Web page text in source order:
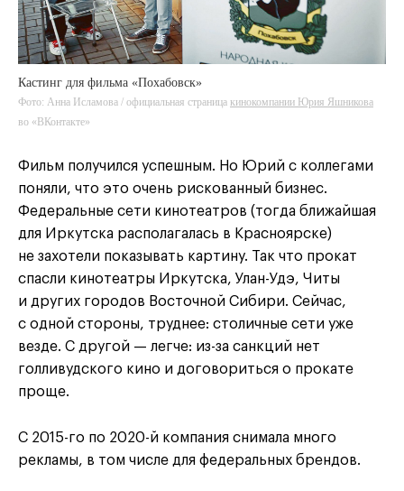
Кастинг для фильма «Похабовск»
Фото: Анна Исламова / официальная страница кинокомпании Юрия Яшникова
во «ВКонтакте»
Фильм получился успешным. Но Юрий с коллегами
поняли, что это очень рискованный бизнес.
Федеральные сети кинотеатров (тогда ближайшая
для Иркутска располагалась в Красноярске)
не захотели показывать картину. Так что прокат
спасли кинотеатры Иркутска, Улан-Удэ, Читы
и других городов Восточной Сибири. Сейчас,
с одной стороны, труднее: столичные сети уже
везде. С другой — легче: из-за санкций нет
голливудского кино и договориться о прокате
проще.
С 2015-го по 2020-й компания снимала много
рекламы, в том числе для федеральных брендов.